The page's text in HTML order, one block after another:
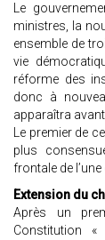
Le
ministres, la
ensemble de
vie
réforme des
donc à
apparaîtra
Le premier de
plus
frontale de
Extension du
Après un
Constitution «